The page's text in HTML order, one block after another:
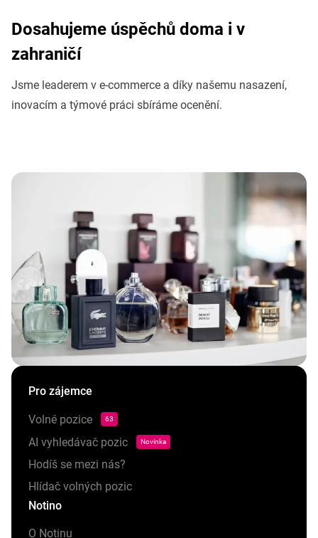
Dosahujeme úspěchů doma i v
zahraničí
Jsme leaderem v e-commerce a díky našemu nasazení,
inovacím a týmové práci sbíráme ocenění.
Pro zájemce
Volné pozice 63
AI vyhledávač pozic Novinka
Hodíš se mezi nás?
Hlídač volných pozic
Notino
O Notinu